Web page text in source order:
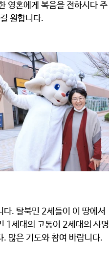
영혼에게 복음을 전하시다 주
원합니다.
. 탈북민 2세들이 이 땅에서
1세대의 고통이 2세대의 사명
. 많은 기도와 참여 바랍니다.